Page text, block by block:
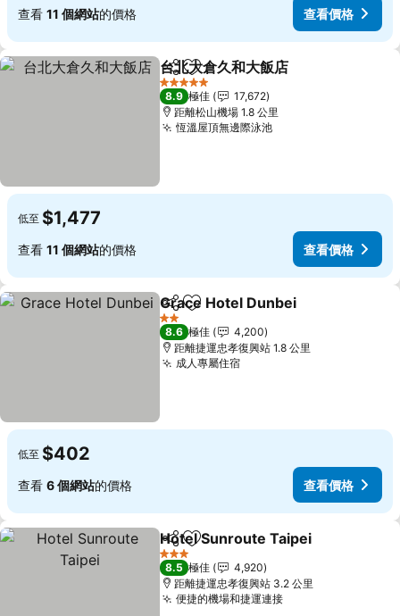
查看 11 個網站的價格 查看價格
分享 放到收藏夾
台北大倉久和大飯店
5 星級
8.9 極佳
17,672
距離松山機場 1.8 公里
恆溫屋頂無邊際泳池
低至 $1,477
查看 11 個網站的價格 查看價格
分享 放到收藏夾
Grace Hotel Dunbei
2 星級
8.6 極佳
4,200
距離捷運忠孝復興站 1.8 公里
成人專屬住宿
低至 $402
查看 6 個網站的價格 查看價格
分享 放到收藏夾
Hotel Sunroute Taipei
3 星級
8.5 極佳
4,920
距離捷運忠孝復興站 3.2 公里
便捷的機場和捷運連接